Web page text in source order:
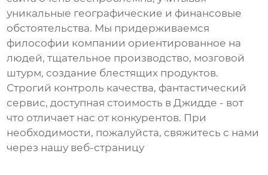
уникальные географические и финансовые
обстоятельства. Мы придерживаемся
философии компании ориентированное на
людей, тщательное производство, мозговой
штурм, создание блестящих продуктов.
Строгий контроль качества, фантастический
сервис, доступная стоимость в Джидде - вот
что отличает нас от конкурентов. При
необходимости, пожалуйста, свяжитесь с нами
через нашу веб-страницу